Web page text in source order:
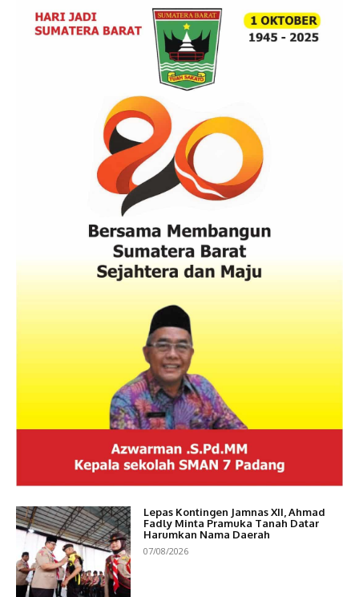
Lepas Kontingen Jamnas XII, Ahmad
Fadly Minta Pramuka Tanah Datar
Harumkan Nama Daerah
07/08/2026